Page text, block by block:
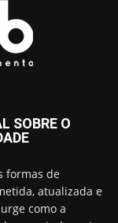
SOBRE O
formas de
atualizada e
como a